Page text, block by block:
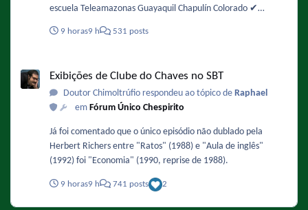
escuela Teleamazonas Guayaquil Chapulín Colorado ✔️
paralizadora El Chavo ✔️ Episodio 105 (1975): La fuente de los
9 horas9 h 531 posts
Exibições de Clube do Chaves no SBT
Doutor Chimoltrúfio respondeu ao tópico de Raphael
em Fórum Único Chespirito
Já foi comentado que o único episódio não dublado pela
Herbert Richers entre "Ratos" (1988) e "Aula de inglês"
(1992) foi "Economia" (1990, reprise de 1988).
9 horas9 h 741 posts 2